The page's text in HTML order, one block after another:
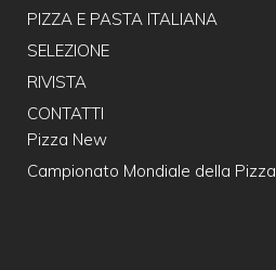
PIZZA E PASTA ITALIANA
SELEZIONE
RIVISTA
CONTATTI
Pizza New
Campionato Mondiale della Pizza